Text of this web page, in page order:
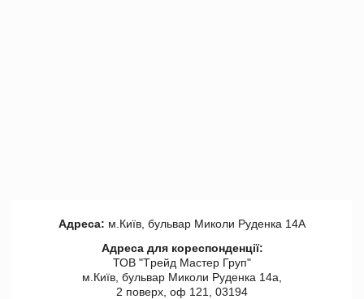
Адреса: м.Київ, бульвар Миколи Руденка 14А
Адреса для кореспонденції:
ТОВ "Tрейд Мастер Груп"
м.Київ, бульвар Миколи Руденка 14а,
2 поверх, оф 121, 03194